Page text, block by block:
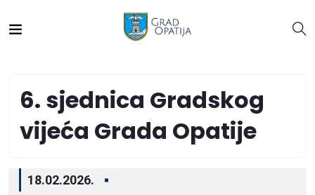
6. sjednica Gradskog
vijeća Grada Opatije
18.02.2026.